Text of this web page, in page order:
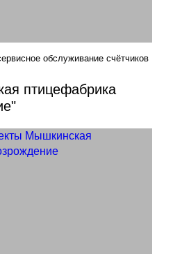
птицефабрика
обслуживание счётчиков